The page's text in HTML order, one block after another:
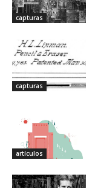
capturas
capturas
artículos